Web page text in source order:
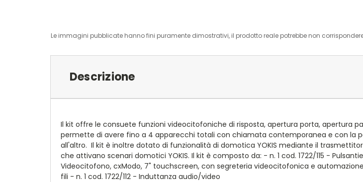
Le immagini pubblicate hanno fini puramente dimostrativi, il prodotto reale potrebbe non
Descrizione
Il kit offre le consuete funzioni videocitofoniche di risposta, apertura porta, apertura
permette di avere fino a 4 apparecchi totali con chiamata contemporanea e con la
all'altro. Il kit è inoltre dotato di funzionalità di domotica YOKIS mediante il
che attivano scenari domotici YOKIS. Il kit è composto da: - n. 1 cod. 1722/115 -
Videocitofono, cxModo, 7" touchscreen, con segreteria videocitofonica e
fili - n. 1 cod. 1722/112 - Induttanza audio/video